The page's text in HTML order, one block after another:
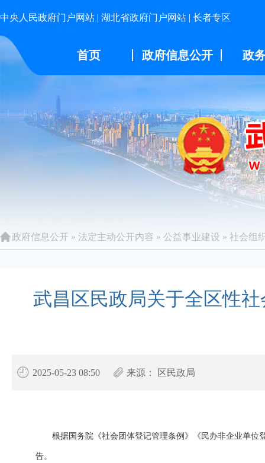
中央人民政府门户网站 | 湖北省政府门户网站 | 长者专区
首页 政府信息公开 政
政府信息公开 » 法定主动公开内容 » 公益事业建设 » 社会组
武昌区民政局关于全区性
2025-05-23 08:50 来源： 区民政局
根据国务院《社会团体登记管理条例》《民办非企业单位
告。